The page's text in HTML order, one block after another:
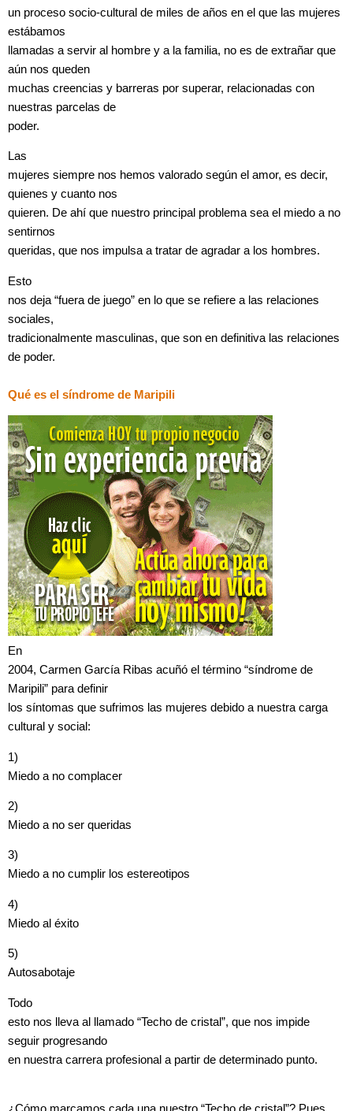
un proceso socio-cultural de miles de años en el que las mujeres
estábamos
llamadas a servir al hombre y a la familia, no es de extrañar que
aún nos queden
muchas creencias y barreras por superar, relacionadas con
nuestras parcelas de
poder.
Las
mujeres siempre nos hemos valorado según el amor, es decir,
quienes y cuanto nos
quieren. De ahí que nuestro principal problema sea el miedo a no
sentirnos
queridas, que nos impulsa a tratar de agradar a los hombres.
Esto
nos deja “fuera de juego” en lo que se refiere a las relaciones
sociales,
tradicionalmente masculinas, que son en definitiva las relaciones
de poder.
Qué es el síndrome de Maripili
En
2004, Carmen García Ribas acuñó el término “síndrome de
Maripili” para definir
los síntomas que sufrimos las mujeres debido a nuestra carga
cultural y social:
1)
Miedo a no complacer
2)
Miedo a no ser queridas
3)
Miedo a no cumplir los estereotipos
4)
Miedo al éxito
5)
Autosabotaje
Todo
esto nos lleva al llamado “Techo de cristal”, que nos impide
seguir progresando
en nuestra carrera profesional a partir de determinado punto.